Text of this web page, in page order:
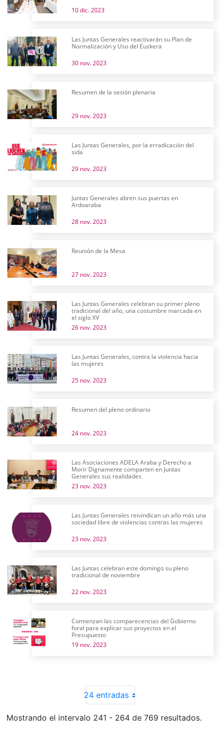
10 dic. 2023
Las Juntas Generales reactivarán su Plan de
Normalización y Uso del Euskera
30 nov. 2023
Resumen de la sesión plenaria
29 nov. 2023
Las Juntas Generales, por la erradicación del
sida
29 nov. 2023
Juntas Generales abren sus puertas en
Ardoaraba
28 nov. 2023
Reunión de la Mesa
27 nov. 2023
Las Juntas Generales celebran su primer pleno
tradicional del año, una costumbre marcada en
el siglo XV
26 nov. 2023
Las Juntas Generales, contra la violencia hacia
las mujeres
25 nov. 2023
Resumen del pleno ordinario
24 nov. 2023
Las Asociaciones ADELA Araba y Derecho a
Morir Dignamente comparten en Juntas
Generales sus realidades
23 nov. 2023
Las Juntas Generales reivindican un año más una
sociedad libre de violencias contras las mujeres
23 nov. 2023
Las Juntas celebran este domingo su pleno
tradicional de noviembre
22 nov. 2023
Comienzan las comparecencias del Gobierno
foral para explicar sus proyectos en el
Presupuesto
19 nov. 2023
24 entradas
Mostrando el intervalo 241 - 264 de 769 resultados.